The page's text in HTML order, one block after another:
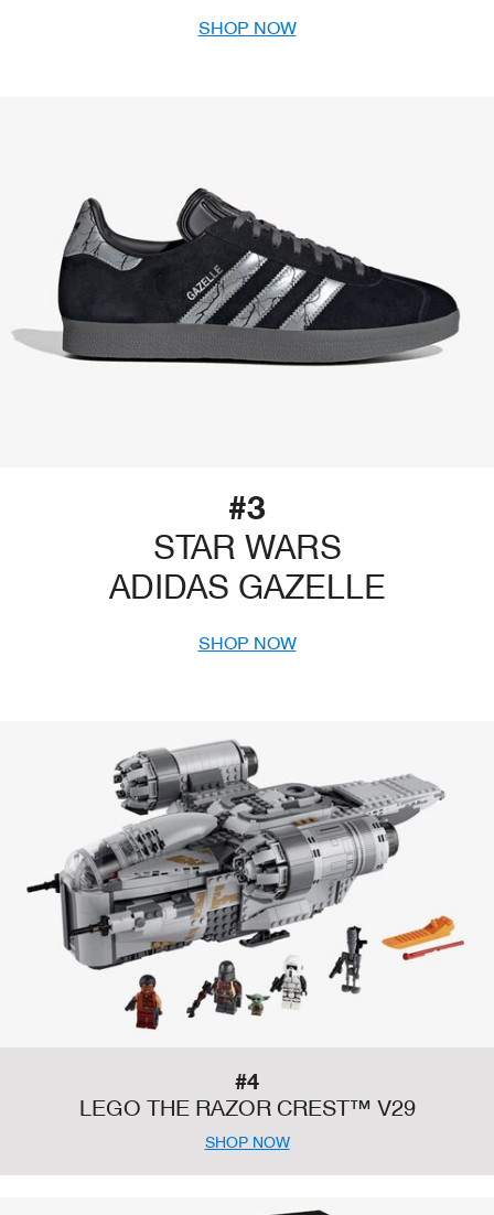
SHOP NOW
#3
STAR WARS
ADIDAS GAZELLE
SHOP NOW
#4
LEGO THE RAZOR CREST™ V29
SHOP NOW